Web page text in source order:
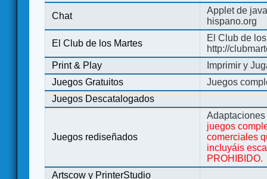
Chat
Applet de
hispano.org
El Club de los Martes
El Club de
http://
Print & Play
Imprimir y
Juegos Gratuitos
Juegos
Juegos Descatalogados
Juegos rediseñados
juegos
comerciales
incluyáis
PROHIBIDO.
Artscow y PrinterStudio